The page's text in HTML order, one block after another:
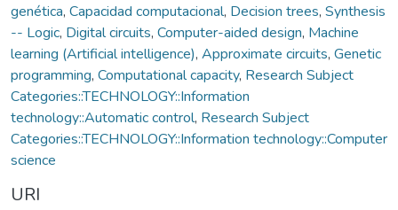
genética, Capacidad computacional, Decision trees, Synthesis
-- Logic, Digital circuits, Computer-aided design, Machine
learning (Artificial intelligence), Approximate circuits, Genetic
programming, Computational capacity, Research Subject
Categories::TECHNOLOGY::Information
technology::Automatic control, Research Subject
Categories::TECHNOLOGY::Information technology::Computer
science
URI